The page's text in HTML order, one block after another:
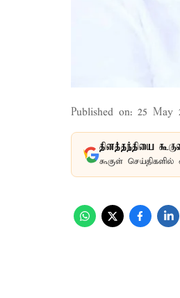
Published on: 25 May
தினத்தந்தியை
கூகுள்